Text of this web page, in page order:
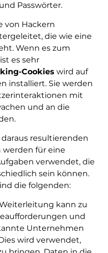
Passwörter.
von Hackern
die wie eine
Wenn es zum
es sehr
Cookies wird auf
installiert. Sie werden
mit
und an die
resultierenden
für eine
verwendet, die
sein können.
die folgenden:
kann zu
und
Unternehmen
wird verwendet,